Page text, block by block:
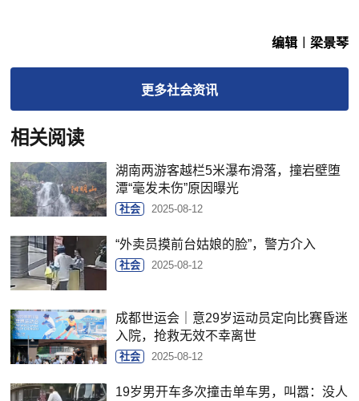
编辑︱梁景琴
更多社会资讯
相关阅读
湖南两游客越栏5米瀑布滑落，撞岩壁堕
潭“毫发未伤”原因曝光
社会 2025-08-12
“外卖员摸前台姑娘的脸”，警方介入
社会 2025-08-12
成都世运会｜意29岁运动员定向比赛昏迷
入院，抢救无效不幸离世
社会 2025-08-12
19岁男开车多次撞击单车男，叫嚣：没人